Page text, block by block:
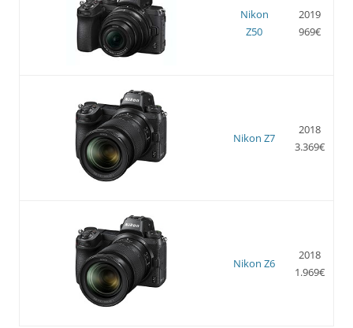
Nikon
Z50
2019
969€
Nikon Z7
2018
3.369€
Nikon Z6
2018
1.969€